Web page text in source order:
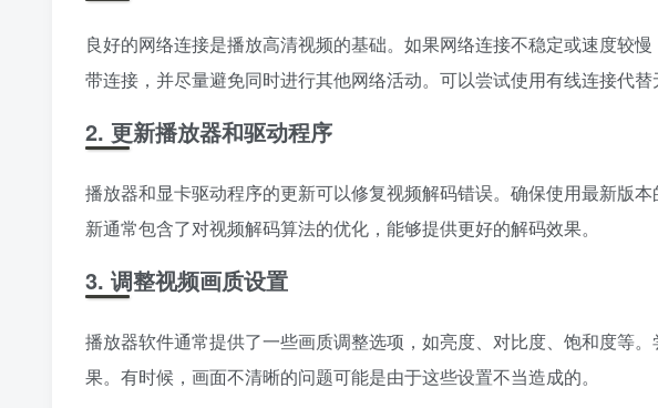
良好的网络连接是播放高清视频的基础。如果网络连接不稳定或速度较
带连接，并尽量避免同时进行其他网络活动。可以尝试使用有线连接代替
2. 更新播放器和驱动程序
播放器和显卡驱动程序的更新可以修复视频解码错误。确保使用最新版
新通常包含了对视频解码算法的优化，能够提供更好的解码效果。
3. 调整视频画质设置
播放器软件通常提供了一些画质调整选项，如亮度、对比度、饱和度等
果。有时候，画面不清晰的问题可能是由于这些设置不当造成的。